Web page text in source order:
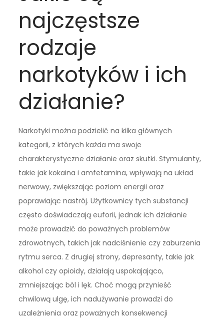
najczęstsze
rodzaje
narkotyków i ich
działanie?
Narkotyki można podzielić na kilka głównych
kategorii, z których każda ma swoje
charakterystyczne działanie oraz skutki. Stymulanty,
takie jak kokaina i amfetamina, wpływają na układ
nerwowy, zwiększając poziom energii oraz
poprawiając nastrój. Użytkownicy tych substancji
często doświadczają euforii, jednak ich działanie
może prowadzić do poważnych problemów
zdrowotnych, takich jak nadciśnienie czy zaburzenia
rytmu serca. Z drugiej strony, depresanty, takie jak
alkohol czy opioidy, działają uspokajająco,
zmniejszając ból i lęk. Choć mogą przynieść
chwilową ulgę, ich nadużywanie prowadzi do
uzależnienia oraz poważnych konsekwencji